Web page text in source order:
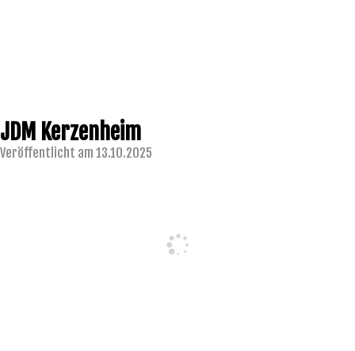
JDM Kerzenheim
Veröffentlicht am 13.10.2025